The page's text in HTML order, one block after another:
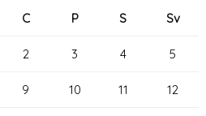
C P S Sv
2 3 4 5
9 10 11 12